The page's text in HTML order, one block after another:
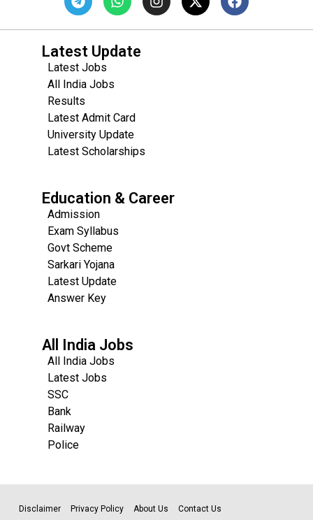
Latest Update
Latest Jobs
All India Jobs
Results
Latest Admit Card
University Update
Latest Scholarships
Education & Career
Admission
Exam Syllabus
Govt Scheme
Sarkari Yojana
Latest Update
Answer Key
All India Jobs
All India Jobs
Latest Jobs
SSC
Bank
Railway
Police
Disclaimer Privacy Policy About Us Contact Us